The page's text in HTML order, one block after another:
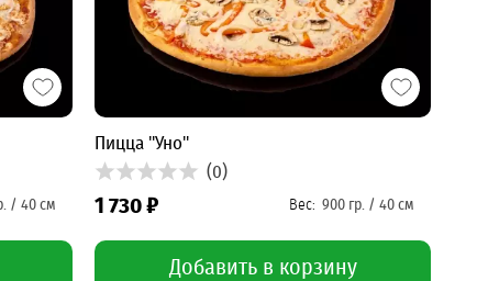
Пицца "Уно"
(0)
1 730 ₽
Добавить в корзину